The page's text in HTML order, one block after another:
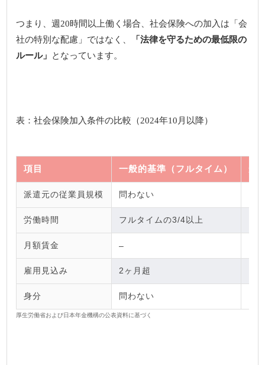
つまり、週20時間以上働く場合、社会保険への加入は「会
社の特別な配慮」ではなく、
「法律を守るための最低限の
ルール」
となっています。
表：社会保険加入条件の比較（2024年10月以降）
項目 一般的基準（フルタイム） 短
派遣元の従業員規模 問わない
労働時間 フルタイムの3/4以上
月額賃金 –
雇用見込み 2ヶ月超
身分 問わない
厚生労働省および日本年金機構の公表資料に基づく